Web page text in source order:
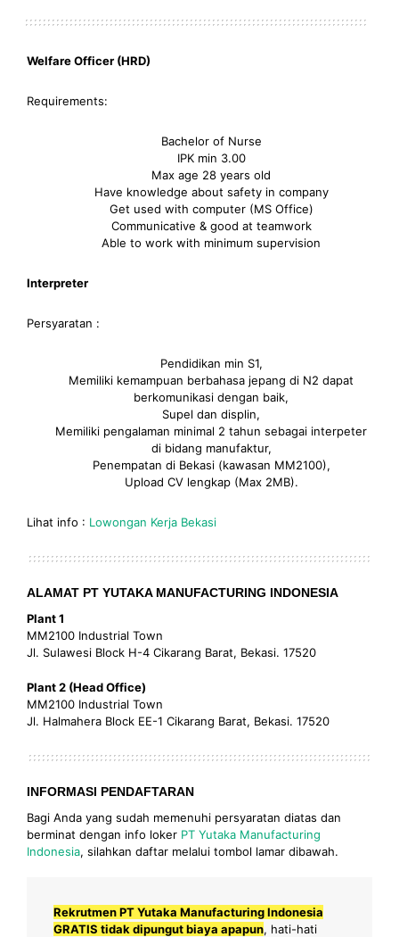
Welfare Officer (HRD)
Requirements:
Bachelor of Nurse
IPK min 3.00
Max age 28 years old
Have knowledge about safety in company
Get used with computer (MS Office)
Communicative & good at teamwork
Able to work with minimum supervision
Interpreter
Persyaratan :
Pendidikan min S1,
Memiliki kemampuan berbahasa jepang di N2 dapat
berkomunikasi dengan baik,
Supel dan displin,
Memiliki pengalaman minimal 2 tahun sebagai interpeter
di bidang manufaktur,
Penempatan di Bekasi (kawasan MM2100),
Upload CV lengkap (Max 2MB).
Lihat info : Lowongan Kerja Bekasi
ALAMAT PT YUTAKA MANUFACTURING INDONESIA
Plant 1
MM2100 Industrial Town
Jl. Sulawesi Block H-4 Cikarang Barat, Bekasi. 17520
Plant 2 (Head Office)
MM2100 Industrial Town
Jl. Halmahera Block EE-1 Cikarang Barat, Bekasi. 17520
INFORMASI PENDAFTARAN
Bagi Anda yang sudah memenuhi persyaratan diatas dan
berminat dengan info loker PT Yutaka Manufacturing
Indonesia, silahkan daftar melalui tombol lamar dibawah.
Rekrutmen PT Yutaka Manufacturing Indonesia
GRATIS tidak dipungut biaya apapun, hati-hati